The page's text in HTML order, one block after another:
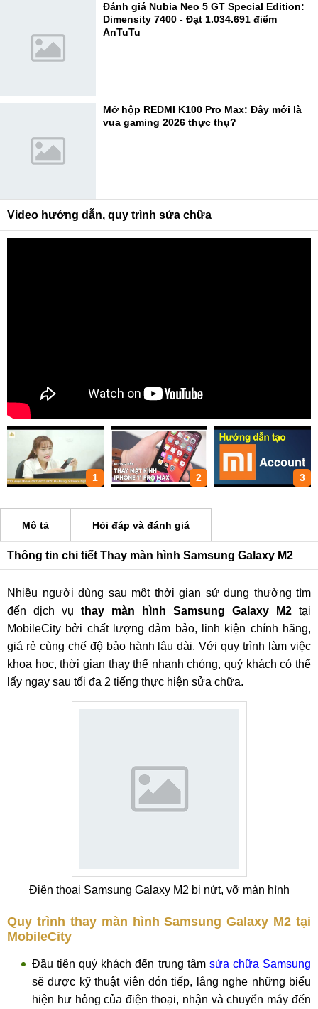
Đánh giá Nubia Neo 5 GT Special Edition:
Dimensity 7400 - Đạt 1.034.691 điểm
AnTuTu
Mở hộp REDMI K100 Pro Max: Đây mới là
vua gaming 2026 thực thụ?
Video hướng dẫn, quy trình sửa chữa
1 2 3
Mô tả Hỏi đáp và đánh giá
Thông tin chi tiết Thay màn hình Samsung Galaxy M2
Nhiều người dùng sau một thời gian sử dụng thường tìm
đến dịch vụ thay màn hình Samsung Galaxy M2 tại
MobileCity bởi chất lượng đảm bảo, linh kiện chính hãng,
giá rẻ cùng chế độ bảo hành lâu dài. Với quy trình làm việc
khoa học, thời gian thay thế nhanh chóng, quý khách có thể
lấy ngay sau tối đa 2 tiếng thực hiện sửa chữa.
Điện thoại Samsung Galaxy M2 bị nứt, vỡ màn hình
Quy trình thay màn hình Samsung Galaxy M2 tại
MobileCity
Đầu tiên quý khách đến trung tâm sửa chữa Samsung
sẽ được kỹ thuật viên đón tiếp, lắng nghe những biểu
hiện hư hỏng của điện thoại, nhận và chuyển máy đến